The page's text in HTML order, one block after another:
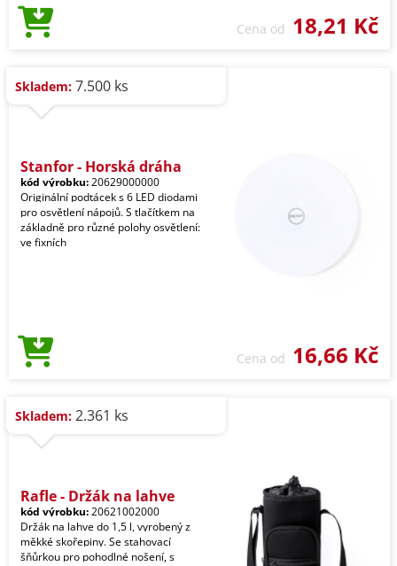
Cena od 18,21 Kč
Skladem: 7.500 ks
Stanfor - Horská dráha
kód výrobku:20629000000
Originální podtácek s 6 LED diodami
pro osvětlení nápojů. S tlačítkem na
základně pro různé polohy osvětlení:
ve fixních
Cena od 16,66 Kč
Skladem: 2.361 ks
Rafle - Držák na lahve
kód výrobku:20621002000
Držák na lahve do 1,5 l, vyrobený z
měkké skořepiny. Se stahovací
šňůrkou pro pohodlné nošení, s